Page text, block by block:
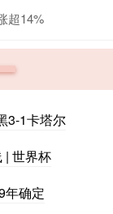
超14%
3-1卡塔尔
| 世界杯
年确定